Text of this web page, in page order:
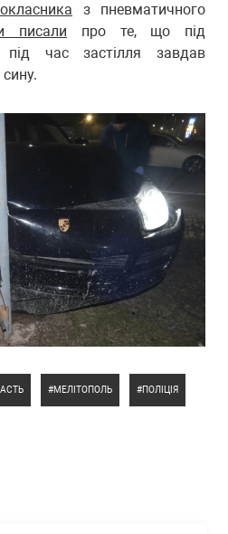
з пневматичного
писали про те, що під
час застілля завдав
МЕЛІТОПОЛЬ ПОЛІЦІЯ